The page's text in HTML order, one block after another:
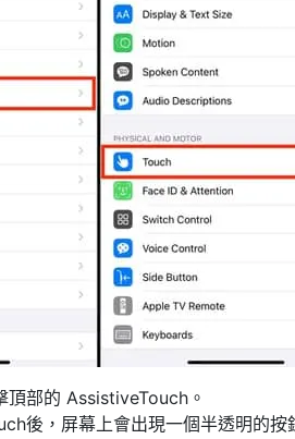
頂部的 AssistiveTouch。
後，屏幕上會出現一個半透明的按